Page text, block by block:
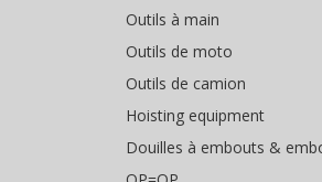
Outils à main
Outils de moto
Outils de camion
Hoisting equipment
Douilles à embouts &